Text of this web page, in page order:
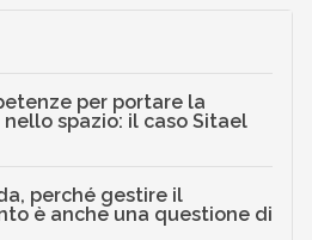
per portare la
nello spazio: il caso Sitael
perché gestire il
è anche una questione di